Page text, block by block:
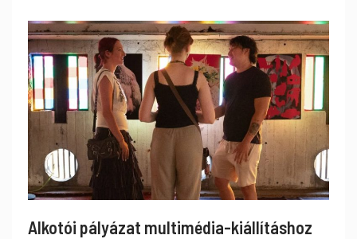
Alkotói pályázat multimédia-kiállításhoz